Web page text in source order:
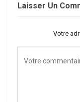
Laisser Un
Votre